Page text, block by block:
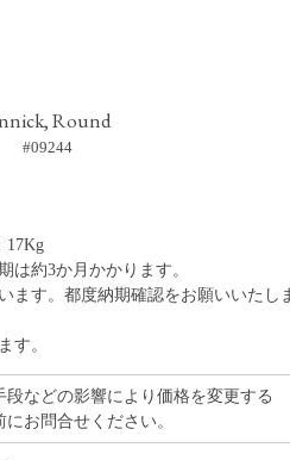
Round
#09244
17Kg
約3か月かかります。
ます。都度納期確認をお願いいたし
す。
などの影響により価格を変更する
お問合せください。